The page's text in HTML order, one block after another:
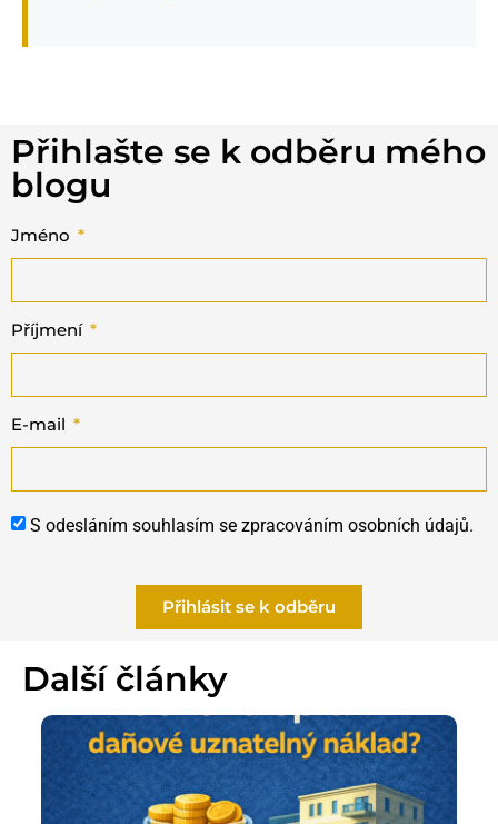
Přihlašte se k odběru mého
blogu
Jméno
Příjmení
E-mail
S odesláním souhlasím se zpracováním osobních údajů.
Přihlásit se k odběru
Další články